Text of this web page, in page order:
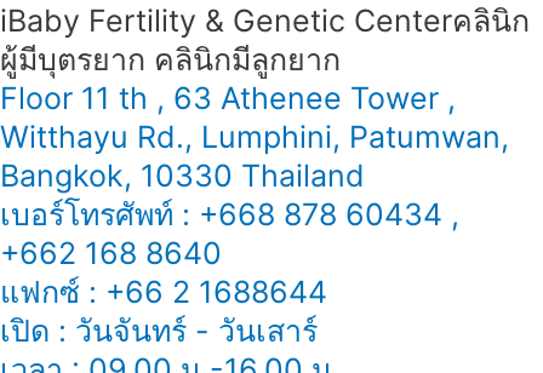
iBaby Fertility & Genetic Center​ คลินิก
ผู้มีบุตรยาก คลินิกมีลูกยาก
Floor 11 th , 63 Athenee Tower ,
Witthayu Rd., Lumphini, Patumwan,
Bangkok, 10330 Thailand
เบอร์โทรศัพท์ : +668 878 60434 ,
+662 168 8640
แฟกซ์ : +66 2 1688644
เปิด : วันจันทร์ - วันเสาร์